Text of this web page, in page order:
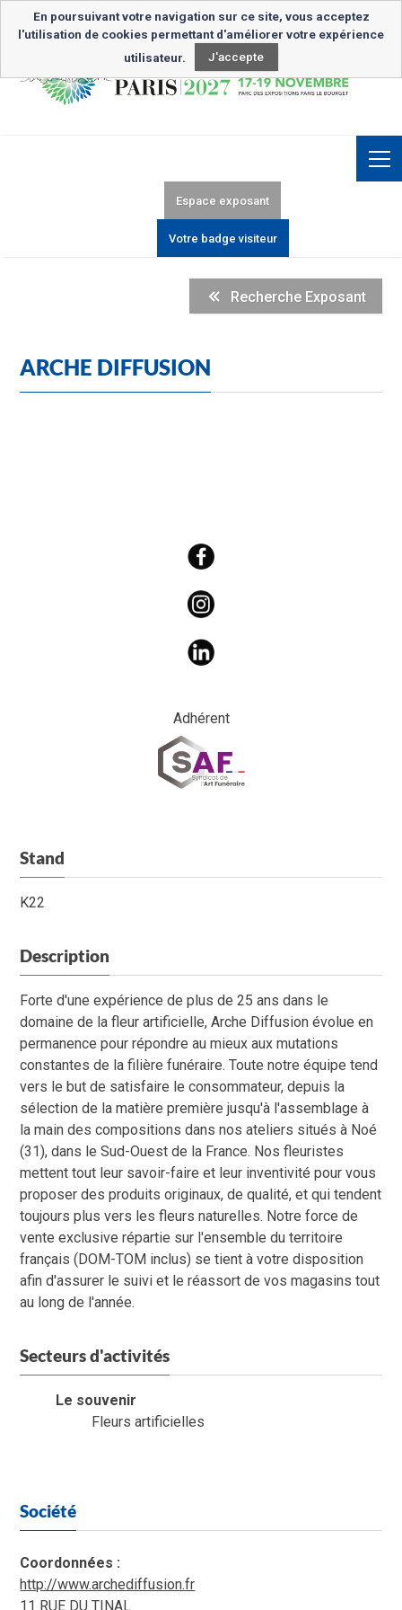
Inscription Newsletter
Espace exposant
Votre badge visiteur
Recherche Exposant
ARCHE DIFFUSION
Adhérent
Stand
K22
Description
Forte d'une expérience de plus de 25 ans dans le
domaine de la fleur artificielle, Arche Diffusion évolue en
permanence pour répondre au mieux aux mutations
constantes de la filière funéraire. Toute notre équipe tend
vers le but de satisfaire le consommateur, depuis la
sélection de la matière première jusqu'à l'assemblage à
la main des compositions dans nos ateliers situés à Noé
(31), dans le Sud-Ouest de la France. Nos fleuristes
mettent tout leur savoir-faire et leur inventivité pour vous
proposer des produits originaux, de qualité, et qui tendent
toujours plus vers les fleurs naturelles. Notre force de
vente exclusive répartie sur l'ensemble du territoire
français (DOM-TOM inclus) se tient à votre disposition
afin d'assurer le suivi et le réassort de vos magasins tout
au long de l'année.
Secteurs d'activités
Le souvenir
Fleurs artificielles
Société
Coordonnées :
http://www.archediffusion.fr
11 RUE DU TINAL
En poursuivant votre navigation sur ce site, vous acceptez
l'utilisation de cookies permettant d'améliorer votre expérience
utilisateur.
J'accepte